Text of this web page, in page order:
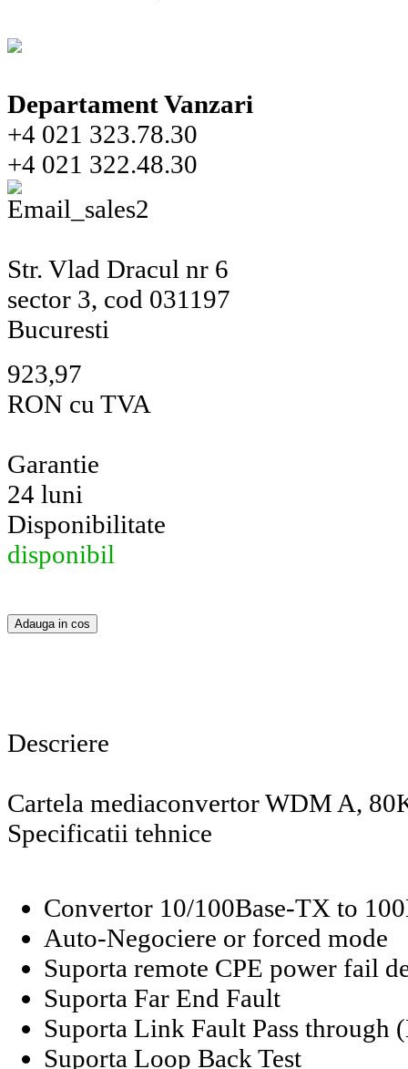
Departament Vanzari
+4 021 323.78.30
+4 021 322.48.30
Str. Vlad Dracul nr 6
sector 3, cod 031197
Bucuresti
923,97
RON cu TVA
Garantie
24 luni
Disponibilitate
disponibil
Descriere
Cartela mediaconvertor WDM A,
Specificatii tehnice
Convertor 10/100Base-TX to
Auto-Negociere or forced mode
Suporta remote CPE power fail
Suporta Far End Fault
Suporta Link Fault Pass through
Suporta Loop Back Test